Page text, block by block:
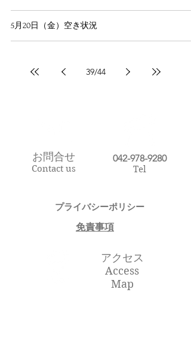
5月20日（金）空き状況
39/44
お問合せ
Contact us
​042-978-9280
Tel
プライバシーポリシー​
​免責事項
アクセス
Access
Map